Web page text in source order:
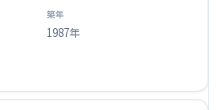
1987年